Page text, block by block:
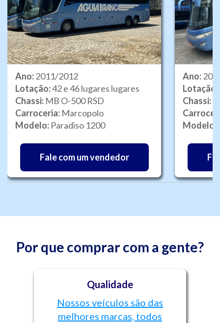
Ano:2011/2012
Lotação:42 e 46 lugares lugares
Chassi: MB O-500 RSD
Carroceria: Marcopolo
Modelo: Paradiso 1200
Fale com um vendedor
Ano:
Lotação:
Chassi:
Modelo:
Por que comprar com a gente?
Qualidade
Nossos veículos são das
melhores marcas, todos